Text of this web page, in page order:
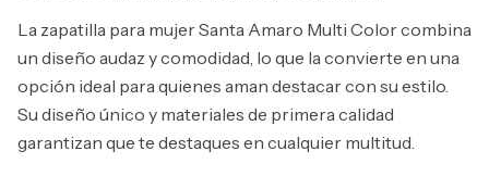
La zapatilla para mujer Santa Amaro Multi Color combina
un diseño audaz y comodidad, lo que la convierte en una
opción ideal para quienes aman destacar con su estilo.
Su diseño único y materiales de primera calidad
garantizan que te destaques en cualquier multitud.